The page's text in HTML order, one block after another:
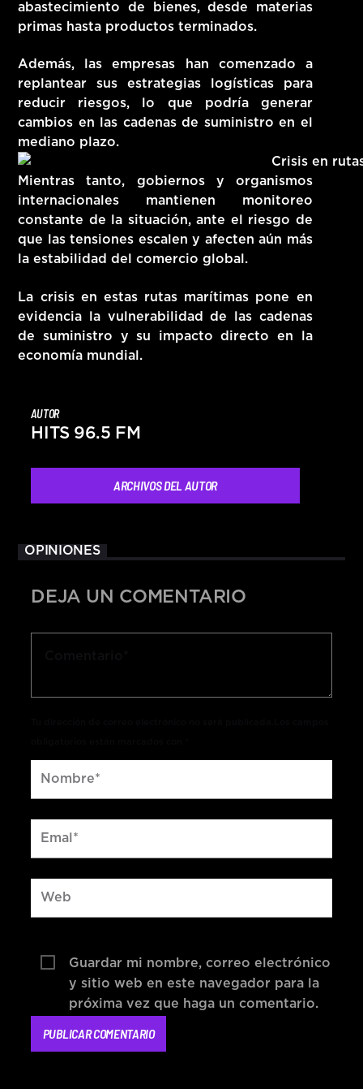
abastecimiento de bienes, desde materias
primas hasta productos terminados.
Además, las empresas han comenzado a
replantear sus estrategias logísticas para
reducir riesgos, lo que podría generar
cambios en las cadenas de suministro en el
mediano plazo.
Mientras tanto, gobiernos y organismos
internacionales mantienen monitoreo
constante de la situación, ante el riesgo de
que las tensiones escalen y afecten aún más
la estabilidad del comercio global.
La crisis en estas rutas marítimas pone en
evidencia la vulnerabilidad de las cadenas
de suministro y su impacto directo en la
economía mundial.
AUTOR
HITS 96.5 FM
ARCHIVOS DEL AUTOR
OPINIONES
DEJA UN COMENTARIO
Guardar mi nombre, correo electrónico
y sitio web en este navegador para la
próxima vez que haga un comentario.